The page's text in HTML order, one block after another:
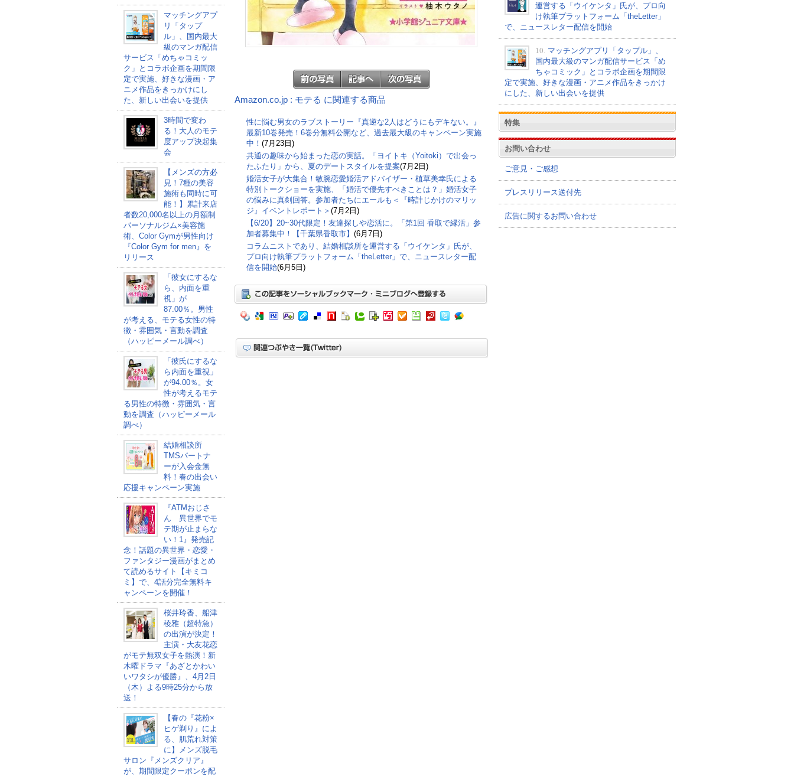
マッチングアプ
リ「タップ
ル」、国内最大
級のマンガ配信
サービス「めちゃコミッ
ク」とコラボ企画を期間限
定で実施、好きな漫画・ア
ニメ作品をきっかけにし
た、新しい出会いを提供
3時間で変わ
る！大人のモテ
度アップ決起集
会
【メンズの方必
見！7種の美容
施術も同時に可
能！】累計来店
者数20,000名以上の月額制
パーソナルジム×美容施
術、Color Gymが男性向け
『Color Gym for men』を
リリース
「彼女にするな
ら、内面を重
視」が
87.00％。男性
が考える、モテる女性の特
徴・雰囲気・言動を調査
（ハッピーメール調べ）
「彼氏にするな
ら内面を重視」
が94.00％。女
性が考えるモテ
る男性の特徴・雰囲気・言
動を調査（ハッピーメール
調べ）
結婚相談所
TMSパートナ
ーが入会金無
料！春の出会い
応援キャンペーン実施
『ATMおじさ
ん 異世界でモ
テ期が止まらな
い！1』発売記
念！話題の異世界・恋愛・
ファンタジー漫画がまとめ
て読めるサイト【キミコ
ミ】で、4話分完全無料キ
ャンペーンを開催！
桜井玲香、船津
稜雅（超特急）
の出演が決定！
主演・大友花恋
がモテ無双女子を熱演！新
木曜ドラマ『あざとかわい
いワタシが優勝』、4月2日
（木）よる9時25分から放
送！
【春の『花粉×
ヒゲ剃り』によ
る、肌荒れ対策
に】メンズ脱毛
サロン『メンズクリア』
が、期間限定クーポンを配
Amazon.co.jp : モテる に関連する商品
性に悩む男女のラブストーリー『真逆な2人はどうにもデキない。』
最新10巻発売！6巻分無料公開など、過去最大級のキャンペーン実施
中！ (7月23日)
共通の趣味から始まった恋の実話。「ヨイトキ（Yoitoki）で出会っ
たふたり」から、夏のデートスタイルを提案(7月2日)
婚活女子が大集合！敏腕恋愛婚活アドバイザー・植草美幸氏による
特別トークショーを実施、「婚活で優先すべきことは？」婚活女子
の悩みに真剣回答。参加者たちにエールも＜『時計じかけのマリッ
ジ』イベントレポート＞ (7月2日)
【6/20】20~30代限定！友達探しや恋活に。「第1回 香取で縁活」参
加者募集中！【千葉県香取市】 (6月7日)
コラムニストであり、結婚相談所を運営する「ウイケンタ」氏が、
プロ向け執筆プラットフォーム「theLetter」で、ニュースレター配
信を開始(6月5日)
運営する「ウイケンタ」氏が、プロ向
け執筆プラットフォーム「theLetter」
で、ニュースレター配信を開始
10. マッチングアプリ「タップル」、
国内最大級のマンガ配信サービス「め
ちゃコミック」とコラボ企画を期間限
定で実施、好きな漫画・アニメ作品をきっかけ
にした、新しい出会いを提供
特集
お問い合わせ
ご意見・ご感想
プレスリリース送付先
広告に関するお問い合わせ